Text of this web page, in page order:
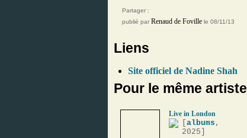
Partager :
publié par Renaud de Foville le 08/11/13
Liens
Site officiel de Nadine Shah
Pour le même artiste
Live in London
[albums ,
2025]